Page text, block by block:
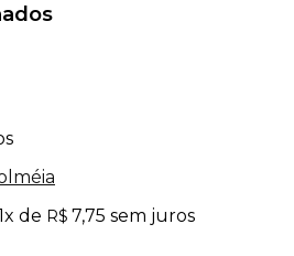
x de R$ 7,75 sem juros